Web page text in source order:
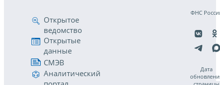
Открытое
ведомство
Открытые
данные
СМЭВ
Аналитический
ФНС
Дата